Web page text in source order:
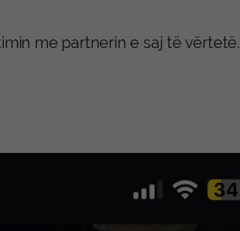
me partnerin e saj të vërtetë.